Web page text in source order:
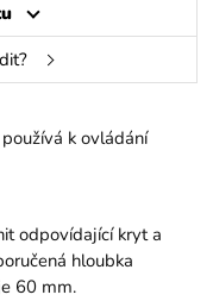
k ovládání
odpovídající kryt a
hloubka
60 mm.